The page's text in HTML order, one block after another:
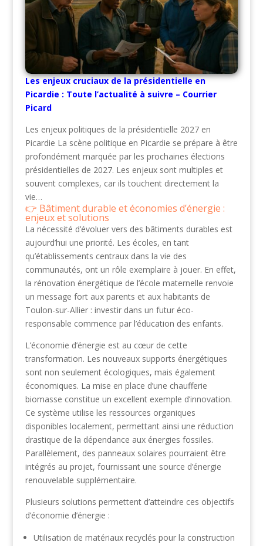
Les enjeux cruciaux de la présidentielle en
Picardie : Toute l’actualité à suivre – Courrier
Picard
Les enjeux politiques de la présidentielle 2027 en
Picardie La scène politique en Picardie se prépare à être
profondément marquée par les prochaines élections
présidentielles de 2027. Les enjeux sont multiples et
souvent complexes, car ils touchent directement la
vie…
Bâtiment durable et économies d’énergie :
enjeux et solutions
La nécessité d’évoluer vers des bâtiments durables est
aujourd’hui une priorité. Les écoles, en tant
qu’établissements centraux dans la vie des
communautés, ont un rôle exemplaire à jouer. En effet,
la rénovation énergétique de l’école maternelle renvoie
un message fort aux parents et aux habitants de
Toulon-sur-Allier : investir dans un futur éco-
responsable commence par l’éducation des enfants.
L’économie d’énergie est au cœur de cette
transformation. Les nouveaux supports énergétiques
sont non seulement écologiques, mais également
économiques. La mise en place d’une chaufferie
biomasse constitue un excellent exemple d’innovation.
Ce système utilise les ressources organiques
disponibles localement, permettant ainsi une réduction
drastique de la dépendance aux énergies fossiles.
Parallèlement, des panneaux solaires pourraient être
intégrés au projet, fournissant une source d’énergie
renouvelable supplémentaire.
Plusieurs solutions permettent d’atteindre ces objectifs
d’économie d’énergie :
Utilisation de matériaux recyclés pour la construction